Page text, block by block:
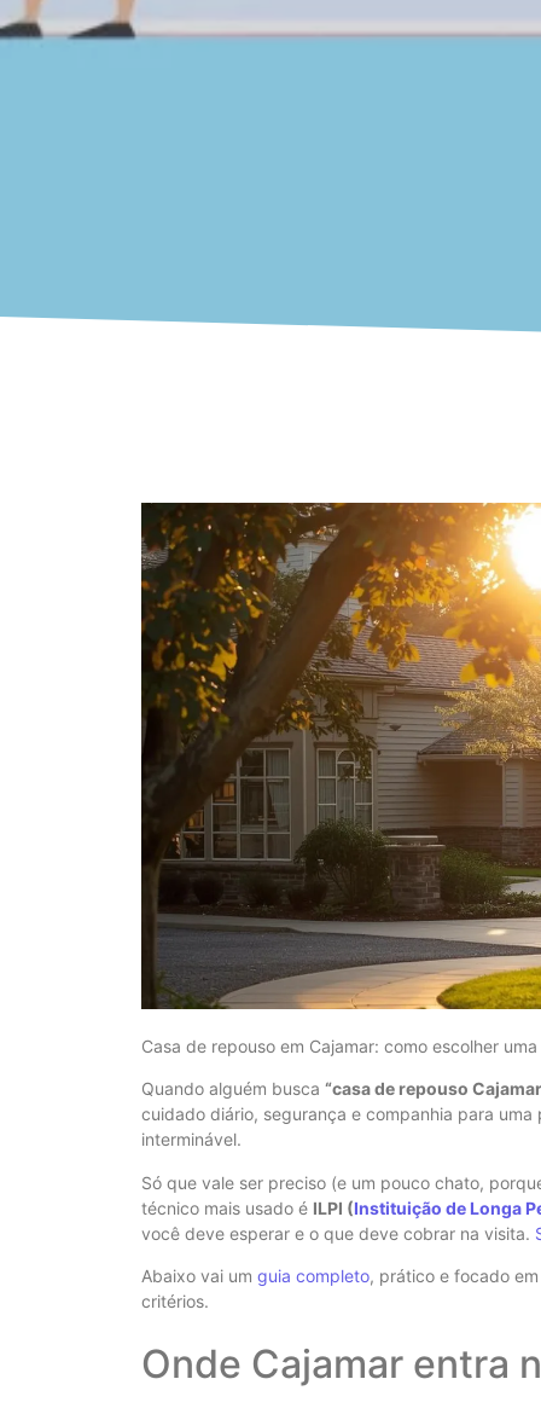
Casa de repouso em Cajamar: como escolher
Quando alguém busca “casa de repouso
cuidado diário, segurança e companhia para
interminável.
Só que vale ser preciso (e um pouco chato,
técnico mais usado é ILPI (Instituição de Longa
você deve esperar e o que deve cobrar na visita.
Abaixo vai um guia completo, prático e focado
critérios.
Onde Cajamar entra